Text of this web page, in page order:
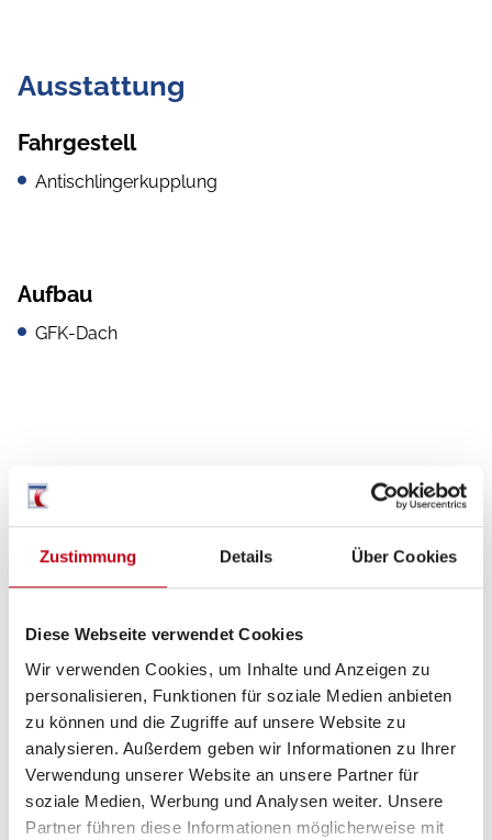
Zustimmung Details Über Cookies
Diese Webseite verwendet Cookies
Wir verwenden Cookies, um Inhalte und Anzeigen zu
personalisieren, Funktionen für soziale Medien anbieten
zu können und die Zugriffe auf unsere Website zu
analysieren. Außerdem geben wir Informationen zu Ihrer
Verwendung unserer Website an unsere Partner für
soziale Medien, Werbung und Analysen weiter. Unsere
Partner führen diese Informationen möglicherweise mit
Ausstattung
Fahrgestell
Antischlingerkupplung
Aufbau
GFK-Dach
Grundrissbeschreibung
Doppel-/franz. Bett ab 4 Schlafplätze
Schlafplätze 4
Sitzgruppe Rundsitzgruppe